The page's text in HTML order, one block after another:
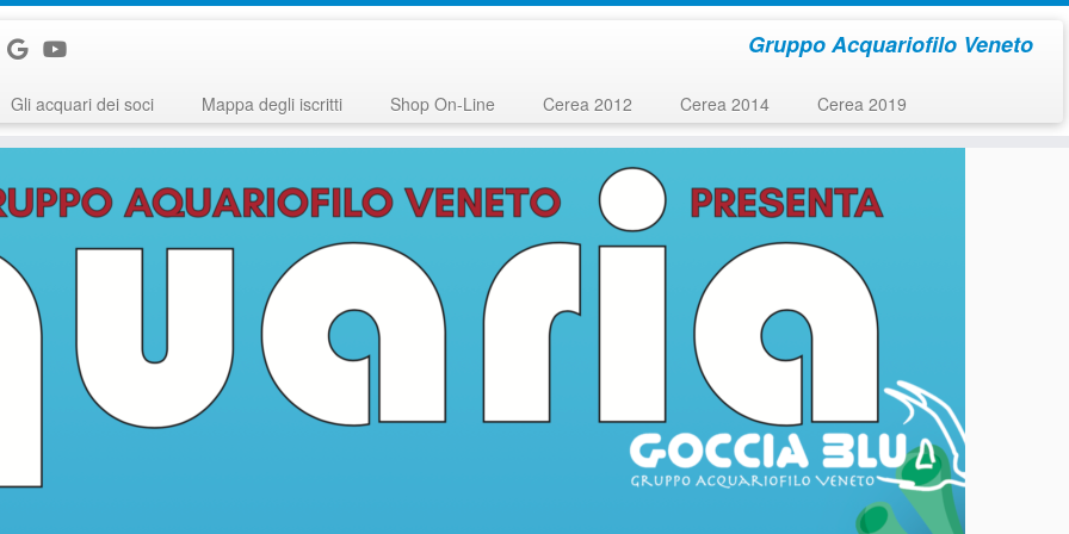
Gruppo Acquariofilo Veneto
Gli acquari dei soci Mappa degli iscritti Shop On-Line Cerea 2012 Cerea 2014 Cerea 2019